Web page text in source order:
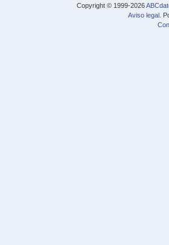
Copyright © 1999-2026
Aviso legal .